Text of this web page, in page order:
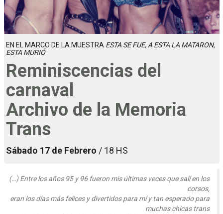
EN EL MARCO DE LA MUESTRA ESTA SE FUE, A ESTA LA MATARON,
ESTA MURIÓ
Reminiscencias del
carnaval
Archivo de la Memoria
Trans
Sábado 17 de Febrero / 18 HS
(…) Entre los años 95 y 96 fueron mis últimas veces que salí en los
corsos,
eran los días más felices y divertidos para mí y tan esperado para
muchas chicas trans